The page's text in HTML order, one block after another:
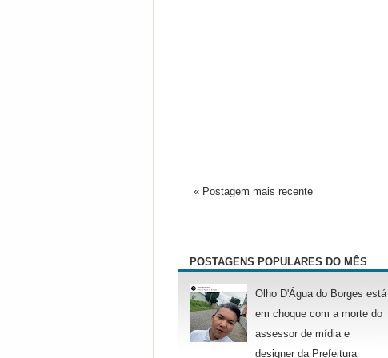
« Postagem mais recente
POSTAGENS POPULARES DO MÊS
Olho D'Água do Borges está
em choque com a morte do
assessor de mídia e
designer da Prefeitura